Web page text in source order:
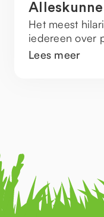
Het meest
iedereen over
Lees meer